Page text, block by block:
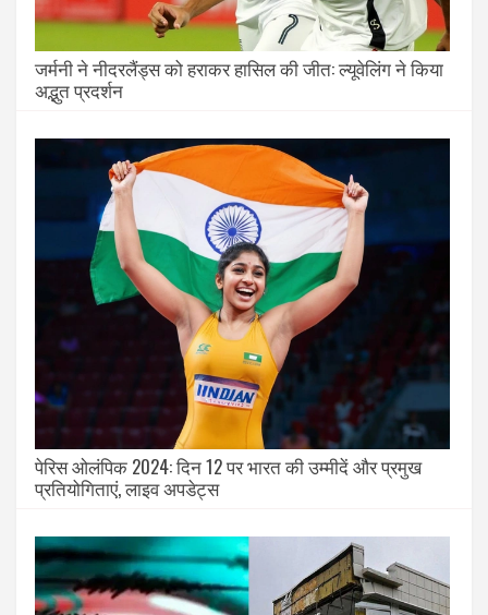
जर्मनी ने नीदरलैंड्स को हराकर हासिल की जीत: ल्यूवेलिंग ने किया
अद्भुत प्रदर्शन
पेरिस ओलंपिक 2024: दिन 12 पर भारत की उम्मीदें और प्रमुख
प्रतियोगिताएं, लाइव अपडेट्स